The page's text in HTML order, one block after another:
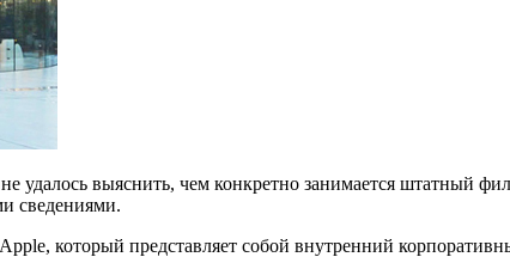
выяснить, чем конкретно занимается штатный
сведениями.
который представляет собой внутренний